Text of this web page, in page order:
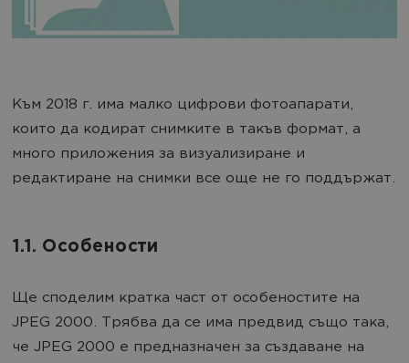
Към 2018 г. има малко цифрови фотоапарати,
които да кодират снимките в такъв формат, а
много приложения за визуализиране и
редактиране на снимки все още не го поддържат.
1.1. Особености
Ще споделим кратка част от особеностите на
JPEG 2000. Трябва да се има предвид също така,
че JPEG 2000 е предназначен за създаване на